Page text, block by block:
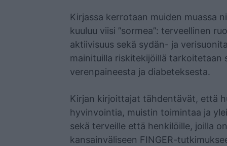
Kirjassa kerrotaan muiden muassa
kuuluu viisi ”sormea”: terveellinen
aktiivisuus sekä sydän- ja
mainituilla riskitekijöillä
verenpaineesta ja diabeteksesta.
Kirjan kirjoittajat tähdentävät, että
hyvinvointia, muistin toimintaa ja
sekä terveille että henkilöille, joilla
kansainväliseen FINGER-